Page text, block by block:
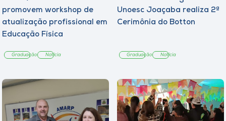
promovem workshop de
atualização profissional em
Educação Física
Graduação Notícia
Unoesc Joaçaba realiza 2ª
Cerimônia do Botton
Graduação Notícia